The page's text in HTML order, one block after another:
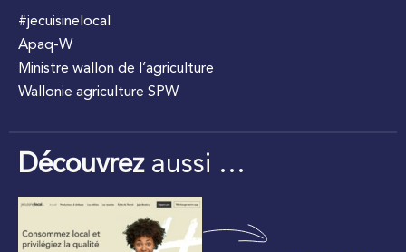
#jecuisinelocal
Apaq-W
Ministre wallon de l’agriculture
Wallonie agriculture SPW
Découvrezaussi …